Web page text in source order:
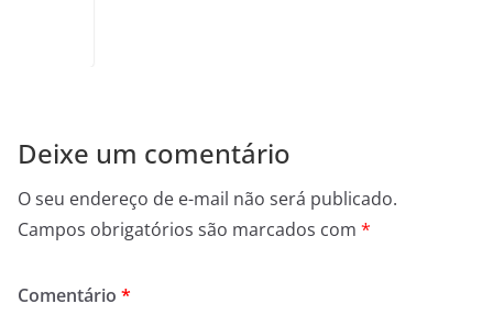
Deixe um comentário
O seu endereço de e-mail não será publicado.
Campos obrigatórios são marcados com *
Comentário *